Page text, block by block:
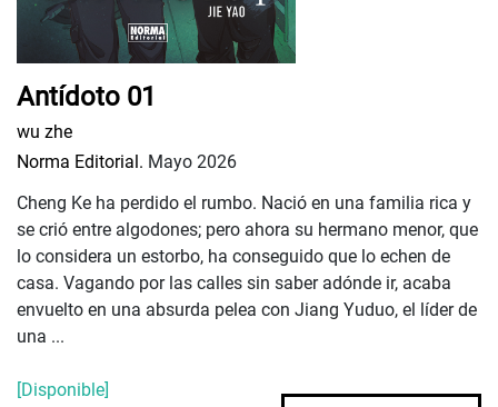
Antídoto 01
wu zhe
Norma Editorial. Mayo 2026
Cheng Ke ha perdido el rumbo. Nació en una familia rica y
se crió entre algodones; pero ahora su hermano menor, que
lo considera un estorbo, ha conseguido que lo echen de
casa. Vagando por las calles sin saber adónde ir, acaba
envuelto en una absurda pelea con Jiang Yuduo, el líder de
una ...
[Disponible]